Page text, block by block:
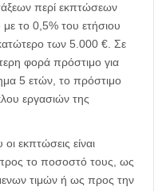
περί εκπτώσεων
το 0,5% του ετήσιου
των 5.000 €. Σε
φορά πρόστιμο για
5 ετών, το πρόστιμο
εργασιών της
εκπτώσεις είναι
το ποσοστό τους, ως
τιμών ή ως προς την